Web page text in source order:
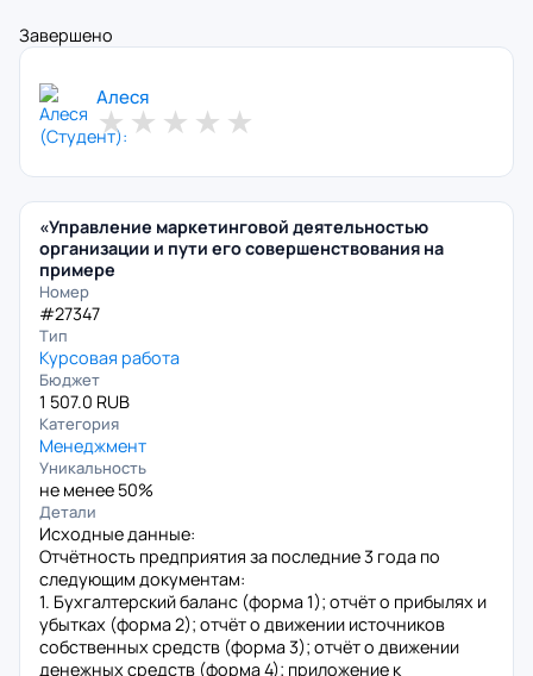
Завершено
Алеся
★ ★ ★ ★ ★
«Управление маркетинговой деятельностью
организации и пути его совершенствования на
примере
Номер
#27347
Тип
Курсовая работа
Бюджет
1 507.0 RUB
Категория
Менеджмент
Уникальность
не менее 50%
Детали
Исходные данные:
Отчётность предприятия за последние 3 года по
следующим документам:
1. Бухгалтерский баланс (форма 1); отчёт о прибылях и
убытках (форма 2); отчёт о движении источников
собственных средств (форма 3); отчёт о движении
денежных средств (форма 4); приложение к